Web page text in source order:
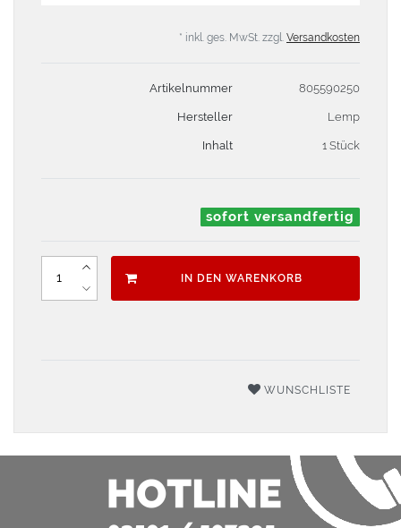
* inkl. ges. MwSt. zzgl. Versandkosten
Artikelnummer 805590250
Hersteller Lemp
Inhalt 1 Stück
sofort versandfertig
IN DEN WARENKORB
WUNSCHLISTE